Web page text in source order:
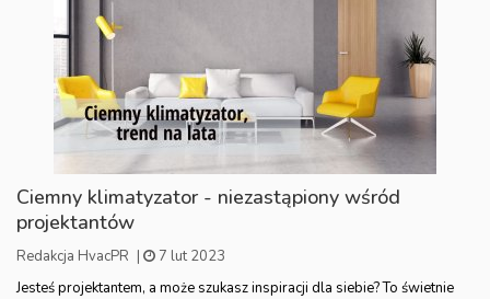
Ciemny klimatyzator - niezastąpiony wśród
projektantów
Redakcja HvacPR |
7 lut 2023
Jesteś projektantem, a może szukasz inspiracji dla siebie? To świetnie